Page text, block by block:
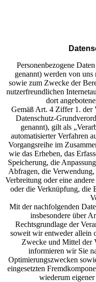
Personenbezogene
genannt) werden von
sowie zum Zwecke der
nutzerfreundlichen
dort
Gemäß Art. 4 Ziffer 1. der
Datenschutz-
genannt), gilt als
automatisierter Verfahren
Vorgangsreihe im
wie das Erheben, das
Speicherung, die
Abfragen, die
Verbreitung oder eine
oder die Verknüpfung, die
Mit der nachfolgenden
insbesondere über
Rechtsgrundlage der
soweit wir entweder allein
Zwecke und Mittel der
informieren wir Sie
Optimierungszwecken
eingesetzten
wiederum